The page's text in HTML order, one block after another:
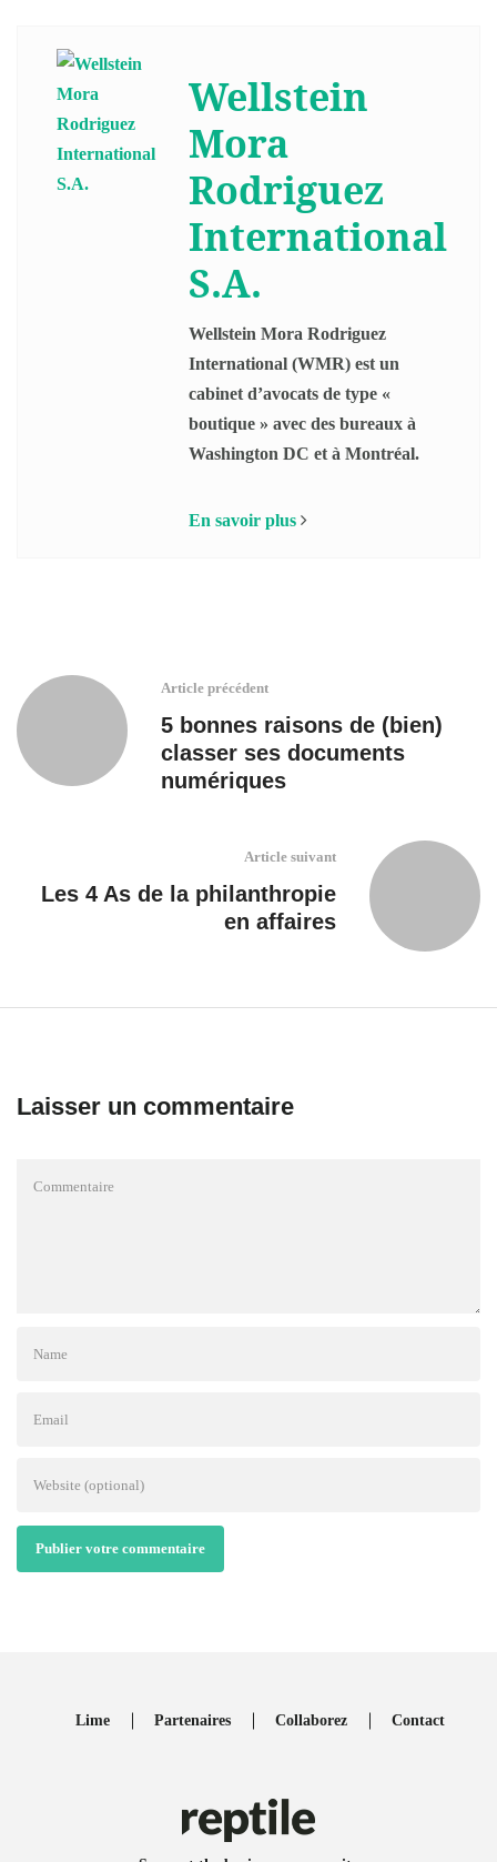
Wellstein
Mora
Rodriguez
International
S.A.
Wellstein Mora Rodriguez
International (WMR) est un
cabinet d’avocats de type «
boutique » avec des bureaux à
Washington DC et à Montréal.
En savoir plus
Article précédent
5 bonnes raisons de (bien)
classer ses documents
numériques
Article suivant
Les 4 As de la philanthropie
en affaires
Laisser un commentaire
Publier votre commentaire
Lime Partenaires Collaborez Contact